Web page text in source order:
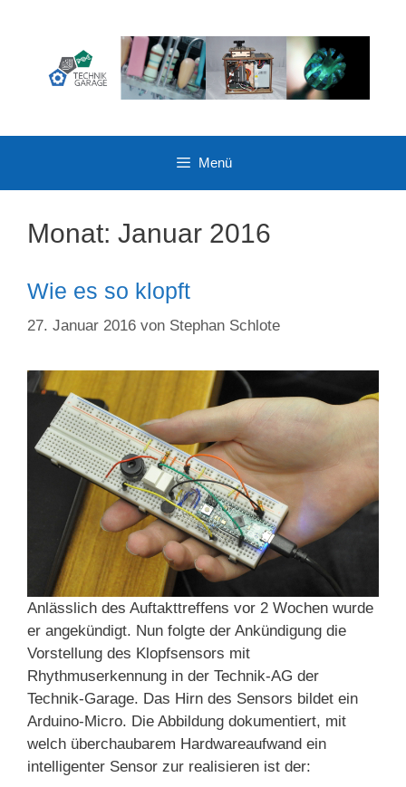
Menü
Monat: Januar 2016
Wie es so klopft
27. Januar 2016 von Stephan Schlote
Anlässlich des Auftakttreffens vor 2 Wochen wurde
er angekündigt. Nun folgte der Ankündigung die
Vorstellung des Klopfsensors mit
Rhythmuserkennung in der Technik-AG der
Technik-Garage. Das Hirn des Sensors bildet ein
Arduino-Micro. Die Abbildung dokumentiert, mit
welch überchaubarem Hardwareaufwand ein
intelligenter Sensor zur realisieren ist der: